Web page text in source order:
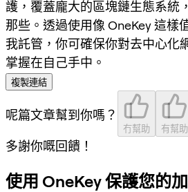
護，覆蓋龐大的區塊鏈生態系統
那些。透過使用像 OneKey 這樣
我託管，你可確保你對去中心化
掌握在自己手中。
複製連結
呢篇文章幫到你嗎？
冇幫助 有幫助
多謝你嘅回饋！
使用 OneKey 保護您的